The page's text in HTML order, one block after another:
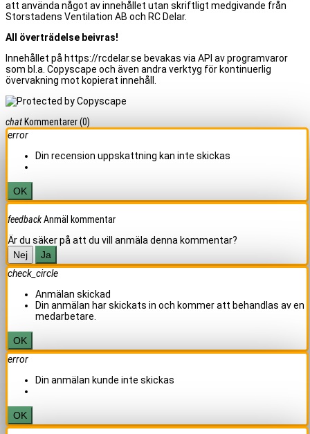
att använda något av innehållet utan skriftligt medgivande från
Storstadens Ventilation AB och RC Delar.
All överträdelse beivras!
Innehållet på https://rcdelar.se bevakas via API av programvaror
som bl.a. Copyscape och även andra verktyg för kontinuerlig
övervakning mot kopierat innehåll.
chatKommentarer(0)
error
Din recension uppskattning kan inte skickas
OK
feedbackAnmäl kommentar
Är du säker på att du vill anmäla denna kommentar?
Nej
Ja
check_circle
Anmälan skickad
Din anmälan har skickats in och kommer att behandlas av en
medarbetare.
OK
error
Din anmälan kunde inte skickas
OK